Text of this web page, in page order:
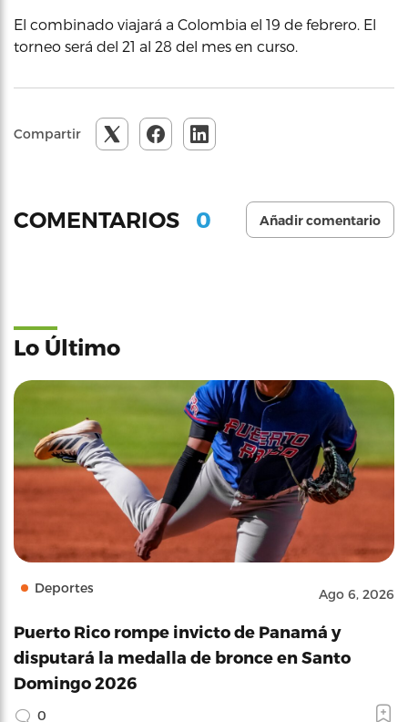
El combinado viajará a Colombia el 19 de febrero. El
torneo será del 21 al 28 del mes en curso.
Compartir
COMENTARIOS 0 Añadir comentario
Lo Último
Deportes Ago 6, 2026
Puerto Rico rompe invicto de Panamá y
disputará la medalla de bronce en Santo
Domingo 2026
0